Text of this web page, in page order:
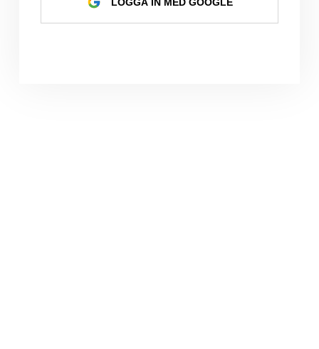
LOGGA IN MED GOOGLE